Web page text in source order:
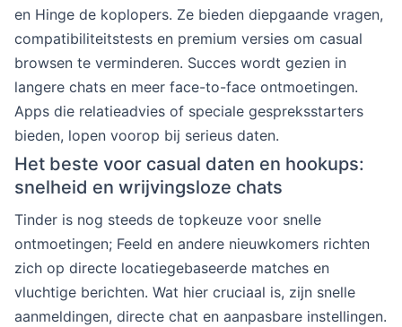
en Hinge de koplopers. Ze bieden diepgaande vragen,
compatibiliteitstests en premium versies om casual
browsen te verminderen. Succes wordt gezien in
langere chats en meer face-to-face ontmoetingen.
Apps die relatieadvies of speciale gespreksstarters
bieden, lopen voorop bij serieus daten.
Het beste voor casual daten en hookups:
snelheid en wrijvingsloze chats
Tinder is nog steeds de topkeuze voor snelle
ontmoetingen; Feeld en andere nieuwkomers richten
zich op directe locatiegebaseerde matches en
vluchtige berichten. Wat hier cruciaal is, zijn snelle
aanmeldingen, directe chat en aanpasbare instellingen.